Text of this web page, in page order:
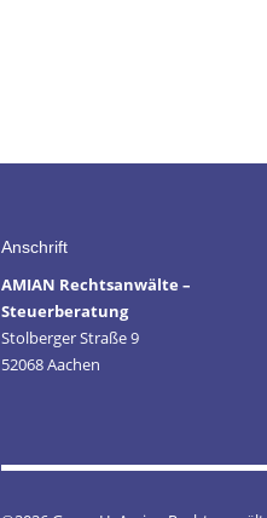
Anschrift
AMIAN Rechtsanwälte –
Steuerberatung
Stolberger Straße 9
52068 Aachen